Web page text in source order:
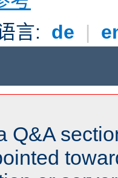
言: de |
Q&A